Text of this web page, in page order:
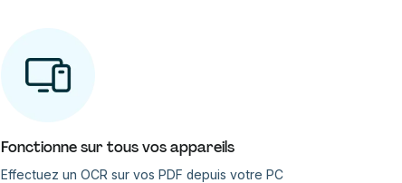
Fonctionne sur tous vos appareils
Effectuez un OCR sur vos PDF depuis votre PC